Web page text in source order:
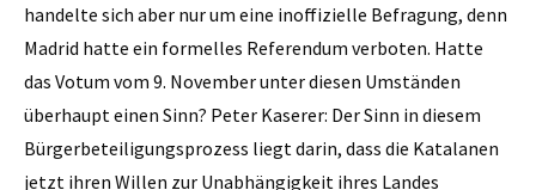
handelte sich aber nur um eine in­offizielle Befragung, denn
Madrid hatte ein formelles Referendum verboten. Hatte
das Votum vom 9. November unter diesen Umständen
überhaupt einen Sinn? Peter Kaserer: Der Sinn in diesem
Bürgerbeteiligungsprozess liegt darin, dass die Katalanen
jetzt ihren Willen zur Unabhängigkeit ihres Landes